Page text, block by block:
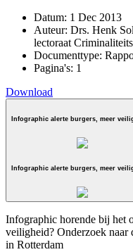
Datum: 1 Dec 2013
Auteur: Drs. Henk
lectoraat
Documenttype:
Pagina's: 1
Download
Infographic alerte burgers, meer
Infographic alerte burgers, meer
Infographic horende bij het
veiligheid? Onderzoek
in Rotterdam